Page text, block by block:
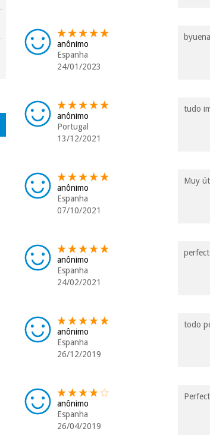
anônimo
Espanha
24/01/2023
anônimo
Portugal
13/12/2021
tudo
anônimo
Espanha
07/10/2021
Muy
anônimo
Espanha
24/02/2021
anônimo
Espanha
26/12/2019
todo
anônimo
Espanha
26/04/2019